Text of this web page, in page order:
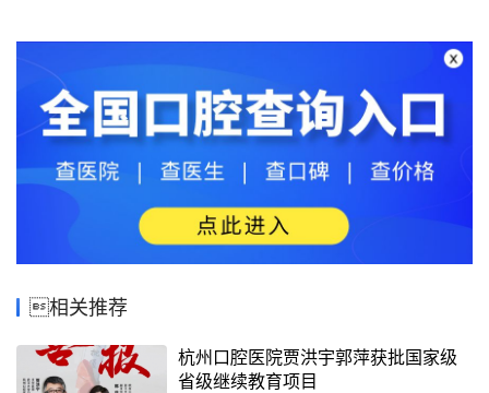
相关推荐
杭州口腔医院贾洪宇郭萍获批国家级
省级继续教育项目